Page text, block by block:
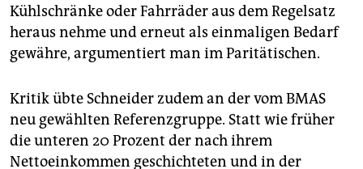
Kühlschränke oder Fahrräder aus dem Regelsatz
heraus nehme und erneut als einmaligen Bedarf
gewähre, argumentiert man im Paritätischen.
Kritik übte Schneider zudem an der vom BMAS
neu gewählten Referenzgruppe. Statt wie früher
die unteren 20 Prozent der nach ihrem
Nettoeinkommen geschichteten und in der